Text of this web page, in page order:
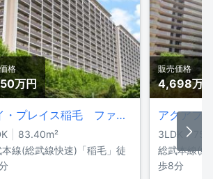
格
万円
アイ・プレイス稲毛 ファーストコート
83.40m²
線(総武線快速)「稲毛」徒
販売価格
4,698万
3LDK
総武本線(
歩8分